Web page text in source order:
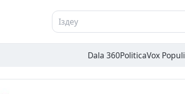
Dala 360PoliticaVox Populi